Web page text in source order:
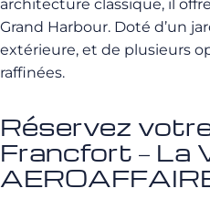
architecture classique, il
Grand Harbour. Doté d’un
extérieure, et de plusieurs
raffinées.
Réservez
Francfort – La